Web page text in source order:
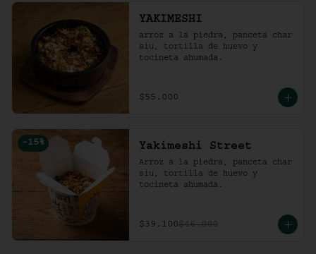
YAKIMESHI
arroz a la piedra, panceta char
siu, tortilla de huevo y
tocineta ahumada.
$55.000
-15 % Yakimeshi Street
Arroz a la piedra, panceta char
siu, tortilla de huevo y
tocineta ahumada.
$39.100$46.000